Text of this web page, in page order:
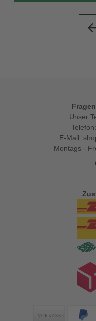
Unser
Telefon:
E-Mail:
Montags -